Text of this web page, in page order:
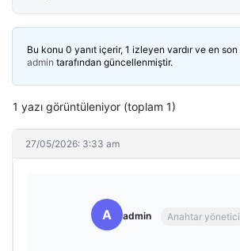
Bu konu 0 yanıt içerir, 1 izleyen vardır ve en son
admin tarafından güncellenmiştir.
1 yazı görüntüleniyor (toplam 1)
27/05/2026: 3:33 am
A admin Anahtar yönetici